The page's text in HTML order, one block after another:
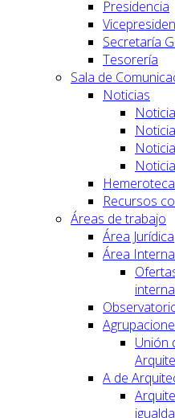
Presidencia
Secretaría
Tesorería
Sala de
Noticias
Hemeroteca
Recursos
Áreas de trabajo
Área Jurídica
Área
Unión
A de